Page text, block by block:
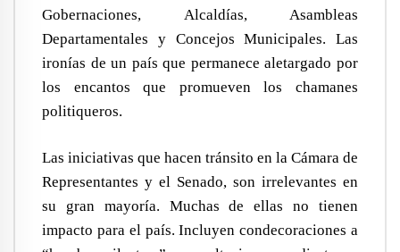
Gobernaciones, Alcaldías, Asambleas
Departamentales y Concejos Municipales. Las
ironías de un país que permanece aletargado por
los encantos que promueven los chamanes
politiqueros.
Las iniciativas que hacen tránsito en la Cámara de
Representantes y el Senado, son irrelevantes en
su gran mayoría. Muchas de ellas no tienen
impacto para el país. Incluyen condecoraciones a